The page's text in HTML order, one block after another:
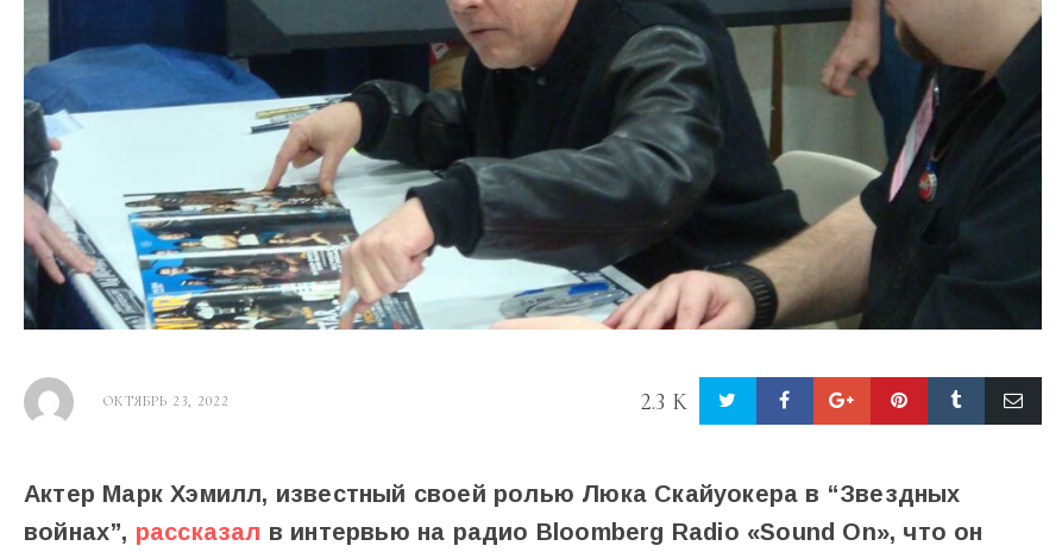
ОКТЯБРЬ 23, 2022 2.3 K
Актер Марк Хэмилл, известный своей ролью Люка Скайуокера в “Звездных
войнах”, рассказал в интервью на радио Bloomberg Radio «Sound On», что он